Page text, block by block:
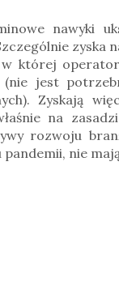
nawyki
zyska
której
jest
Zyskają
na
rozwoju
pandemii, nie